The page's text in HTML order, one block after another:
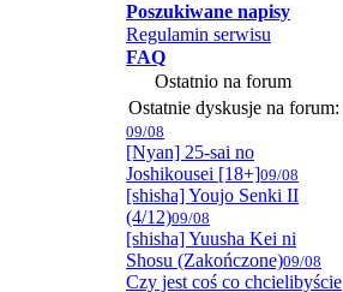
Poszukiwane napisy
Regulamin serwisu
FAQ
Ostatnio na forum
Ostatnie dyskusje na forum:
09/08
[Nyan] 25-sai no
Joshikousei [18+]09/08
[shisha] Youjo Senki II
(4/12)09/08
[shisha] Yuusha Kei ni
Shosu (Zakończone)09/08
Czy jest coś co chcielibyście